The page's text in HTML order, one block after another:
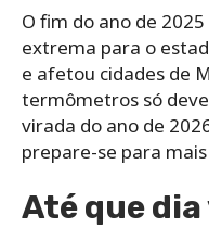
O fim do ano de
extrema para o
e afetou cidades de
termômetros só
virada do ano de
prepare-se para
Até que dia